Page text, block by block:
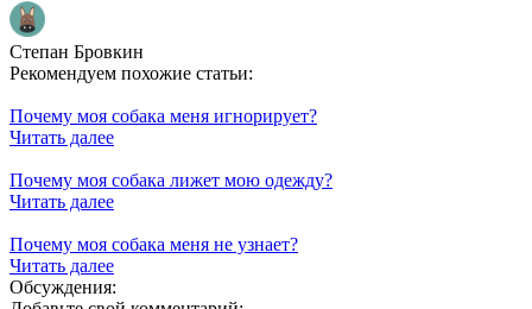
Степан Бровкин
Рекомендуем похожие статьи:
Почему моя собака меня игнорирует?
Читать далее
Почему моя собака лижет мою одежду?
Читать далее
Почему моя собака меня не узнает?
Читать далее
Обсуждения: